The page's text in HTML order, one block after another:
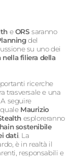
eORS saranno
del
su uno dei
filiera della
ricerche
trasversale e una
seguire
Maurizio
esploreranno
sostenibile
dati . La
è in realtà il
responsabili e